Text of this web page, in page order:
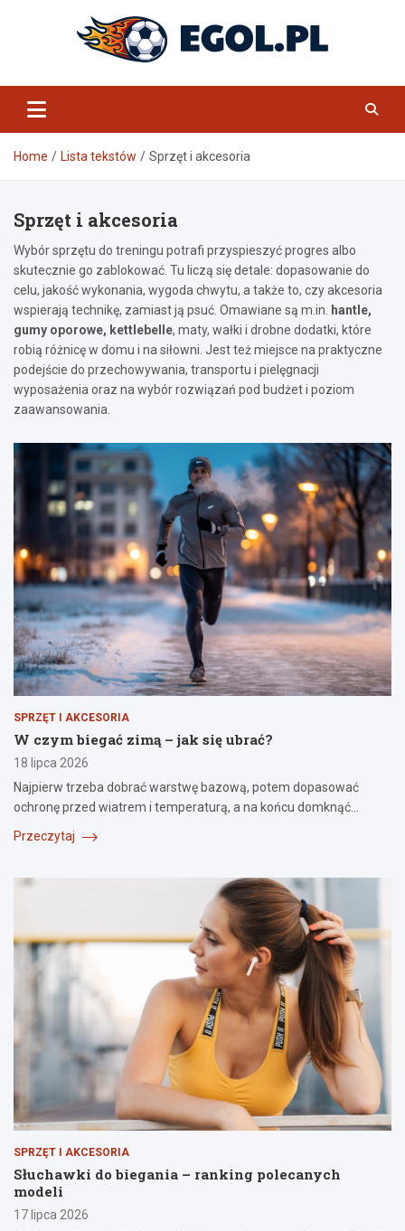
eGol.pl
Home Lista tekstów Sprzęt i akcesoria
Sprzęt i akcesoria
Wybór sprzętu do treningu potrafi przyspieszyć progres albo
skutecznie go zablokować. Tu liczą się detale: dopasowanie do
celu, jakość wykonania, wygoda chwytu, a także to, czy akcesoria
wspierają technikę, zamiast ją psuć. Omawiane są m.in.
hantle,
gumy oporowe, kettlebelle, maty, wałki i drobne dodatki, które
robią różnicę w domu i na siłowni. Jest też miejsce na praktyczne
podejście do przechowywania, transportu i pielęgnacji
wyposażenia oraz na wybór rozwiązań pod budżet i poziom
zaawansowania.
SPRZĘT I AKCESORIA
W czym biegać zimą – jak się ubrać?
18 lipca 2026
Najpierw trzeba dobrać warstwę bazową, potem dopasować
ochronę przed wiatrem i temperaturą, a na końcu domknąć…
Przeczytaj
SPRZĘT I AKCESORIA
Słuchawki do biegania – ranking polecanych
modeli
17 lipca 2026